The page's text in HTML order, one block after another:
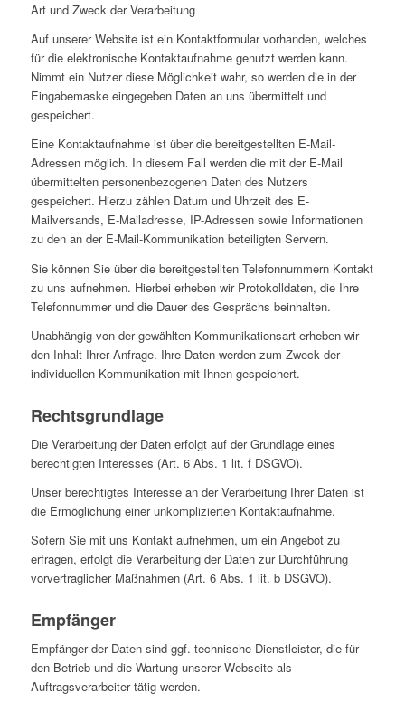
Art und Zweck der Verarbeitung
Auf unserer Website ist ein Kontaktformular vorhanden, welches
für die elektronische Kontaktaufnahme genutzt werden kann.
Nimmt ein Nutzer diese Möglichkeit wahr, so werden die in der
Eingabemaske eingegeben Daten an uns übermittelt und
gespeichert.
Eine Kontaktaufnahme ist über die bereitgestellten E-Mail-
Adressen möglich. In diesem Fall werden die mit der E-Mail
übermittelten personenbezogenen Daten des Nutzers
gespeichert. Hierzu zählen Datum und Uhrzeit des E-
Mailversands, E-Mailadresse, IP-Adressen sowie Informationen
zu den an der E-Mail-Kommunikation beteiligten Servern.
Sie können Sie über die bereitgestellten Telefonnummern Kontakt
zu uns aufnehmen. Hierbei erheben wir Protokolldaten, die Ihre
Telefonnummer und die Dauer des Gesprächs beinhalten.
Unabhängig von der gewählten Kommunikationsart erheben wir
den Inhalt Ihrer Anfrage. Ihre Daten werden zum Zweck der
individuellen Kommunikation mit Ihnen gespeichert.
Rechtsgrundlage
Die Verarbeitung der Daten erfolgt auf der Grundlage eines
berechtigten Interesses (Art. 6 Abs. 1 lit. f DSGVO).
Unser berechtigtes Interesse an der Verarbeitung Ihrer Daten ist
die Ermöglichung einer unkomplizierten Kontaktaufnahme.
Sofern Sie mit uns Kontakt aufnehmen, um ein Angebot zu
erfragen, erfolgt die Verarbeitung der Daten zur Durchführung
vorvertraglicher Maßnahmen (Art. 6 Abs. 1 lit. b DSGVO).
Empfänger
Empfänger der Daten sind ggf. technische Dienstleister, die für
den Betrieb und die Wartung unserer Webseite als
Auftragsverarbeiter tätig werden.